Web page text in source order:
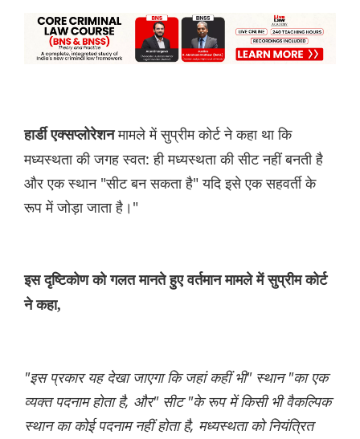
हार्डी एक्सप्लोरेशनमामले में सुप्रीम कोर्ट ने कहा था कि
मध्यस्थता की जगह स्वत: ही मध्यस्थता की सीट नहीं बनती है
और एक स्थान "सीट बन सकता है" यदि इसे एक सहवर्ती के
रूप में जोड़ा जाता है।"
इस दृष्टिकोण को गलत मानते हुए वर्तमान मामले में सुप्रीम कोर्ट
ने कहा,
"इस प्रकार यह देखा जाएगा कि जहां कहीं भी" स्थान "का एक
व्यक्त पदनाम होता है, और" सीट "के रूप में किसी भी वैकल्पिक
स्थान का कोई पदनाम नहीं होता है, मध्यस्थता को नियंत्रित